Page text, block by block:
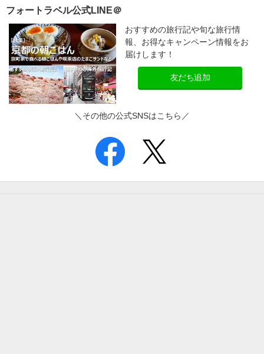
フォートラベル公式LINE＠
おすすめの旅行記や旬な旅行情
報、お得なキャンペーン情報をお
届けします！
友だち追加
＼その他の公式SNSはこちら／